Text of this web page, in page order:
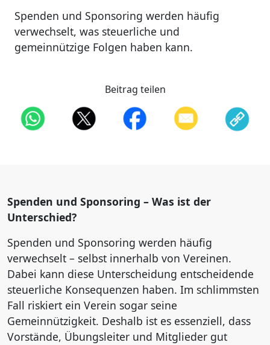
Spenden und Sponsoring werden häufig
verwechselt, was steuerliche und
gemeinnützige Folgen haben kann.
Beitrag teilen
Spenden und Sponsoring – Was ist der
Unterschied?
Spenden und Sponsoring werden häufig
verwechselt – selbst innerhalb von Vereinen.
Dabei kann diese Unterscheidung entscheidende
steuerliche Konsequenzen haben. Im schlimmsten
Fall riskiert ein Verein sogar seine
Gemeinnützigkeit. Deshalb ist es essenziell, dass
Vorstände, Übungsleiter und Mitglieder gut